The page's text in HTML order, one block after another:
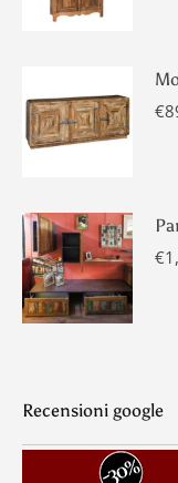
€
€
Recensioni google